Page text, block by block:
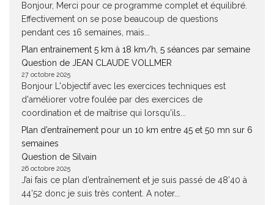
Bonjour, Merci pour ce programme complet et équilibré.
Effectivement on se pose beaucoup de questions
pendant ces 16 semaines, mais...
Plan entrainement 5 km à 18 km/h, 5 séances par semaine
Question de JEAN CLAUDE VOLLMER
27 octobre 2025
Bonjour L'objectif avec les exercices techniques est
d'améliorer votre foulée par des exercices de
coordination et de maîtrise qui lorsqu'ils...
Plan d’entraînement pour un 10 km entre 45 et 50 mn sur 6
semaines
Question de Silvain
26 octobre 2025
J’ai fais ce plan d’entraînement et je suis passé de 48’40 à
44’52 donc je suis très content. A noter...